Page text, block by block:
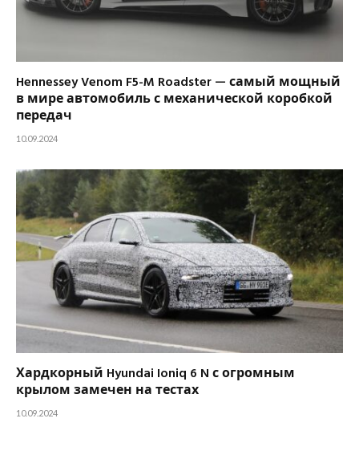
Hennessey Venom F5-M Roadster — самый мощный
в мире автомобиль с механической коробкой
передач
10.09.2024
Хардкорный Hyundai Ioniq 6 N с огромным
крылом замечен на тестах
10.09.2024